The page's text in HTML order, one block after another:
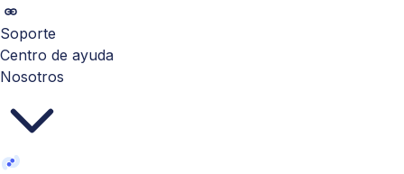
Soporte
Centro de ayuda
Nosotros